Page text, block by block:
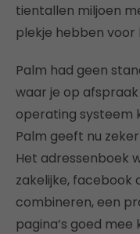
tientallen miljoen
plekje hebben voor
Palm had geen
waar je op
operating systeem
Palm geeft nu
Het adressenboek
zakelijke, facebook
combineren, een
pagina’s goed